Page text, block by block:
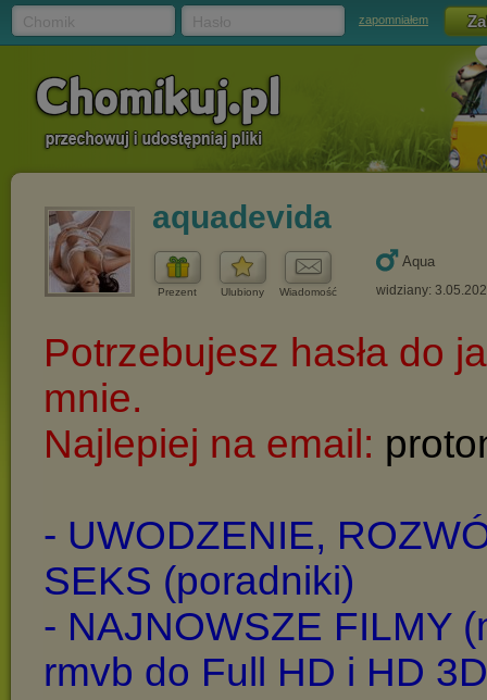
zapomniałem
aquadevida
Prezent Ulubiony Wiadomość
Aqua
widziany: